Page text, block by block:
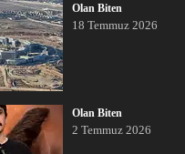
Olan Biten
18 Temmuz 2026
Olan Biten
2 Temmuz 2026